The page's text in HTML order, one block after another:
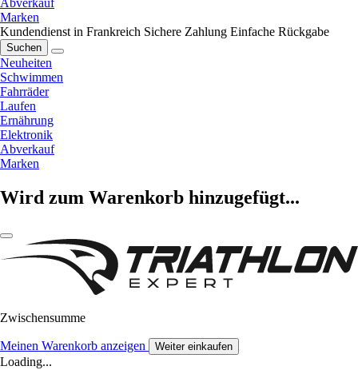
Abverkauf
Marken
Kundendienst in Frankreich Sichere Zahlung Einfache Rückgabe
Suchen
Neuheiten
Schwimmen
Fahrräder
Laufen
Ernährung
Elektronik
Abverkauf
Marken
Wird zum Warenkorb hinzugefügt...
Zwischensumme
Meinen Warenkorb anzeigen Weiter einkaufen
Loading...